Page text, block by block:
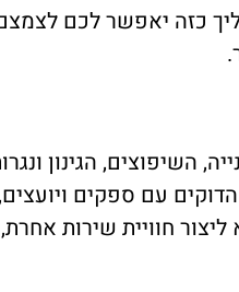
כזה יאפשר לכם
של למעלה מ-40 שנה בתחומי הבנייה,
עם ספקים
חוויית שירות